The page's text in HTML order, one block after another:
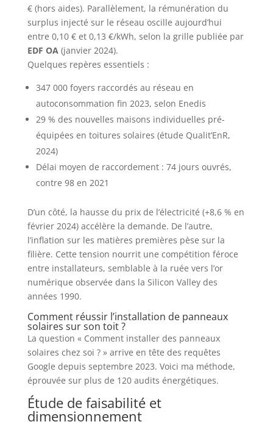
€ (hors aides). Parallèlement, la rémunération du
surplus injecté sur le réseau oscille aujourd’hui
entre 0,10 € et 0,13 €/kWh, selon la grille publiée par
EDF OA(janvier 2024).
Quelques repères essentiels :
347 000 foyers raccordés au réseau en
autoconsommation fin 2023, selon Enedis
29 % des nouvelles maisons individuelles pré-
équipées en toitures solaires (étude Qualit’EnR,
2024)
Délai moyen de raccordement : 74 jours ouvrés,
contre 98 en 2021
D’un côté, la hausse du prix de l’électricité (+8,6 % en
février 2024) accélère la demande. De l’autre,
l’inflation sur les matières premières pèse sur la
filière. Cette tension nourrit une compétition féroce
entre installateurs, semblable à la ruée vers l’or
numérique observée dans la Silicon Valley des
années 1990.
Comment réussir l’installation de panneaux
solaires sur son toit ?
La question « Comment installer des panneaux
solaires chez soi ? » arrive en tête des requêtes
Google depuis septembre 2023. Voici ma méthode,
éprouvée sur plus de 120 audits énergétiques.
Étude de faisabilité et
dimensionnement